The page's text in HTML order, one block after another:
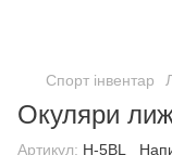
Спорт інвентар
Окуляри
Артикул: H-5BL